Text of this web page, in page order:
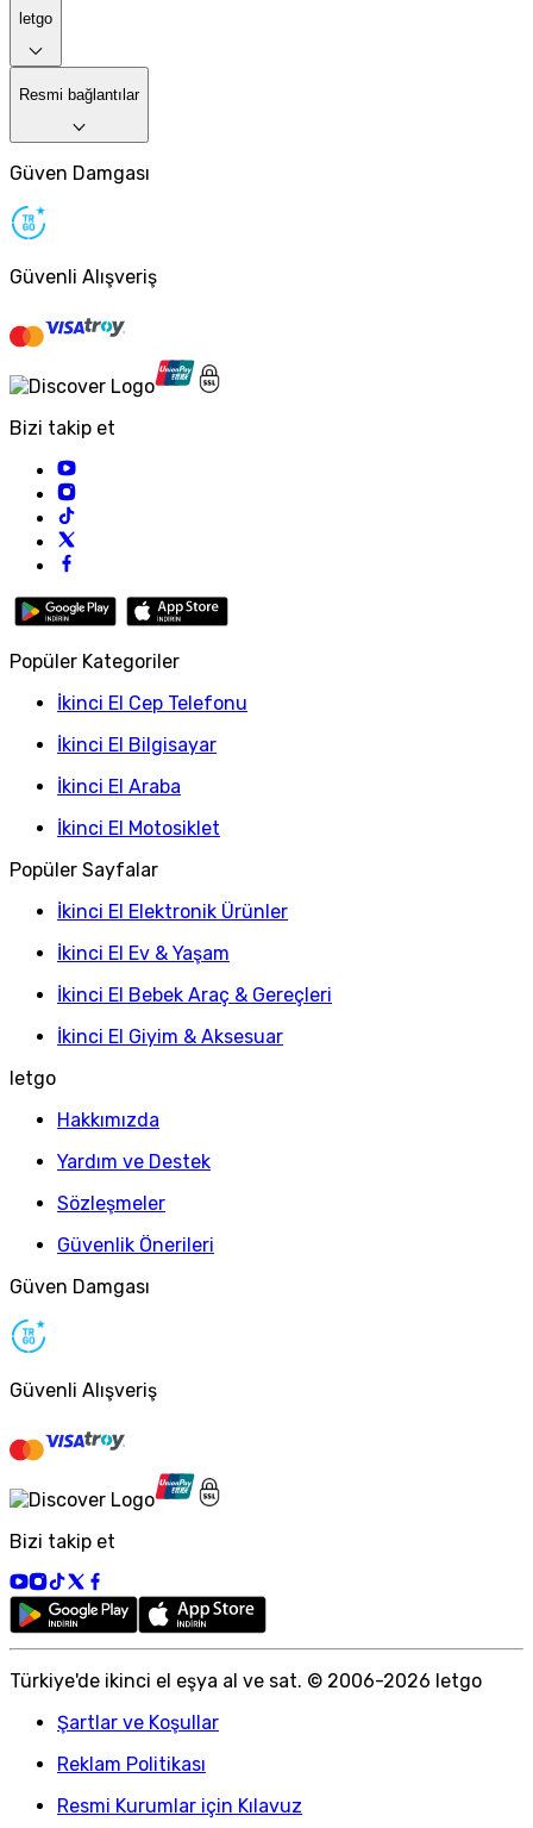
letgo
Resmi bağlantılar
Güven Damgası
Güvenli Alışveriş
Bizi takip et
Popüler Kategoriler
İkinci El Cep Telefonu
İkinci El Bilgisayar
İkinci El Araba
İkinci El Motosiklet
Popüler Sayfalar
İkinci El Elektronik Ürünler
İkinci El Ev & Yaşam
İkinci El Bebek Araç & Gereçleri
İkinci El Giyim & Aksesuar
letgo
Hakkımızda
Yardım ve Destek
Sözleşmeler
Güvenlik Önerileri
Güven Damgası
Güvenli Alışveriş
Bizi takip et
Türkiye'de ikinci el eşya al ve sat. © 2006-2026 letgo
Şartlar ve Koşullar
Reklam Politikası
Resmi Kurumlar için Kılavuz